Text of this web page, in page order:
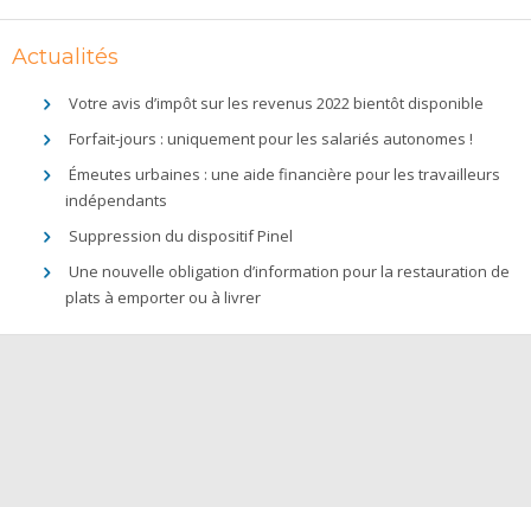
Actualités
Votre avis d’impôt sur les revenus 2022 bientôt disponible
Forfait-jours : uniquement pour les salariés autonomes !
Émeutes urbaines : une aide financière pour les travailleurs
indépendants
Suppression du dispositif Pinel
Une nouvelle obligation d’information pour la restauration de
plats à emporter ou à livrer